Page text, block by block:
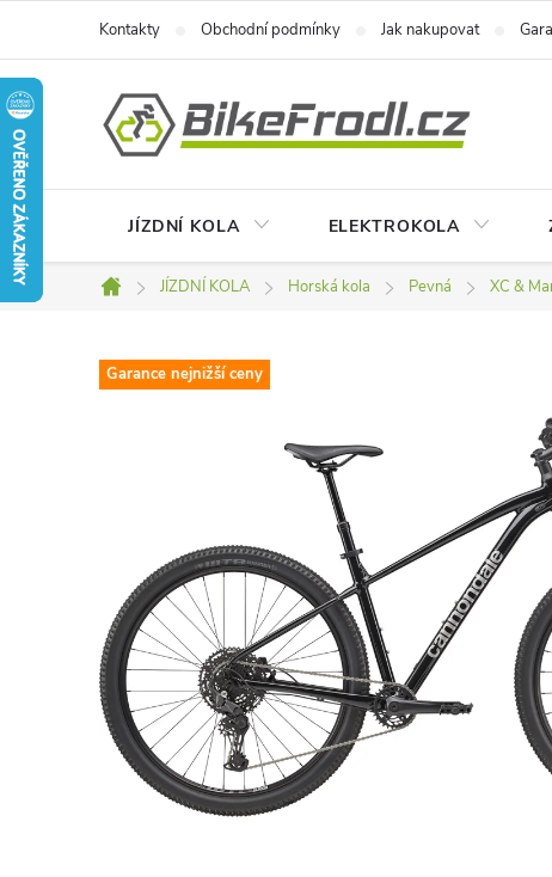
obsah
Kontakty Obchodní podmínky Jak nakupovat
JÍZDNÍ KOLA ELEKTROKOLA
Domů
JÍZDNÍ KOLA Horská kola Pevná XC &
Garance nejnižší ceny